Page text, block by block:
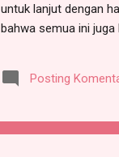
untuk lanjut dengan
bahwa semua ini
lagi… pelan tapi pulih
aku siap untuk
Posting